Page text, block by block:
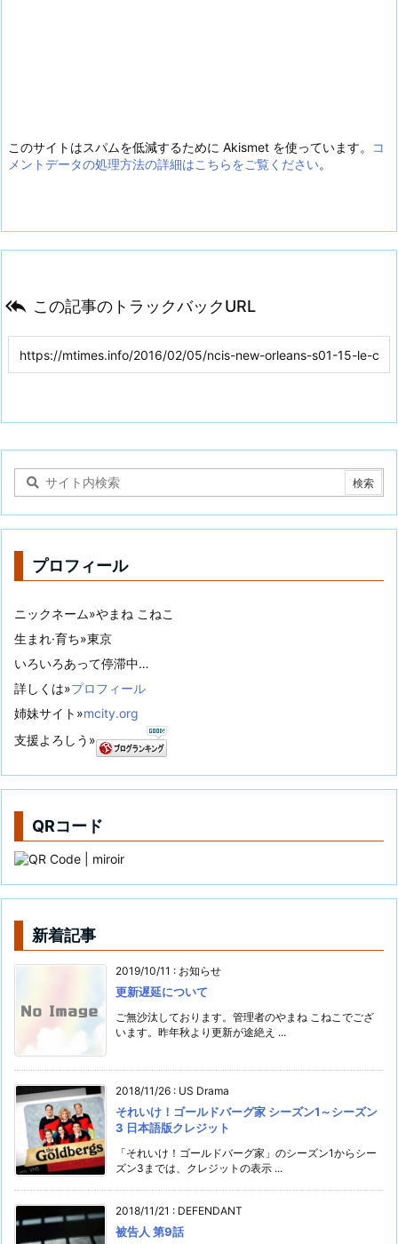
このサイトはスパムを低減するために Akismet を使っています。
コ
メントデータの処理方法の詳細はこちらをご覧ください。
 この記事のトラックバックURL
プロフィール
ニックネーム»やまね こねこ
生まれ·育ち»東京
いろいろあって停滞中…
詳しくは»プロフィール
姉妹サイト»mcity.org
支援よろしう»
QRコード
新着記事
2019/10/11 : お知らせ
更新遅延について
ご無沙汰しております。管理者のやまね こねこでござ
います。昨年秋より更新が途絶え ...
2018/11/26 : US Drama
それいけ！ゴールドバーグ家 シーズン1～シーズン
3 日本語版クレジット
「それいけ！ゴールドバーグ家」のシーズン1からシー
ズン3までは、クレジットの表示 ...
2018/11/21 : DEFENDANT
被告人 第9話